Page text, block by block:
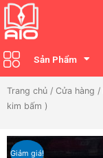
Nhảy
tới
nội
dung
Sản Phẩm
Trang chủ / Cửa hàng /
kim bấm )
Giảm giá!